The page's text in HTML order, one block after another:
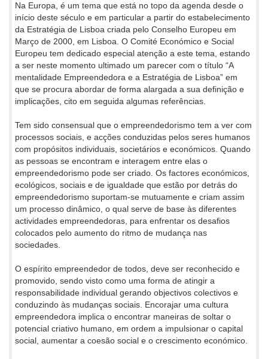
Na Europa, é um tema que está no topo da agenda desde o
início deste século e em particular a partir do estabelecimento
da Estratégia de Lisboa criada pelo Conselho Europeu em
Março de 2000, em Lisboa. O Comité Económico e Social
Europeu tem dedicado especial atenção a este tema, estando
a ser neste momento ultimado um parecer com o título “A
mentalidade Empreendedora e a Estratégia de Lisboa” em
que se procura abordar de forma alargada a sua definição e
implicações, cito em seguida algumas referências.
Tem sido consensual que o empreendedorismo tem a ver com
processos sociais, e acções conduzidas pelos seres humanos
com propósitos individuais, societários e económicos. Quando
as pessoas se encontram e interagem entre elas o
empreendedorismo pode ser criado. Os factores económicos,
ecológicos, sociais e de igualdade que estão por detrás do
empreendedorismo suportam-se mutuamente e criam assim
um processo dinâmico, o qual serve de base às diferentes
actividades empreendedoras, para enfrentar os desafios
colocados pelo aumento do ritmo de mudança nas
sociedades.
O espírito empreendedor de todos, deve ser reconhecido e
promovido, sendo visto como uma forma de atingir a
responsabilidade individual gerando objectivos colectivos e
conduzindo às mudanças sociais. Encorajar uma cultura
empreendedora implica o encontrar maneiras de soltar o
potencial criativo humano, em ordem a impulsionar o capital
social, aumentar a coesão social e o crescimento económico.